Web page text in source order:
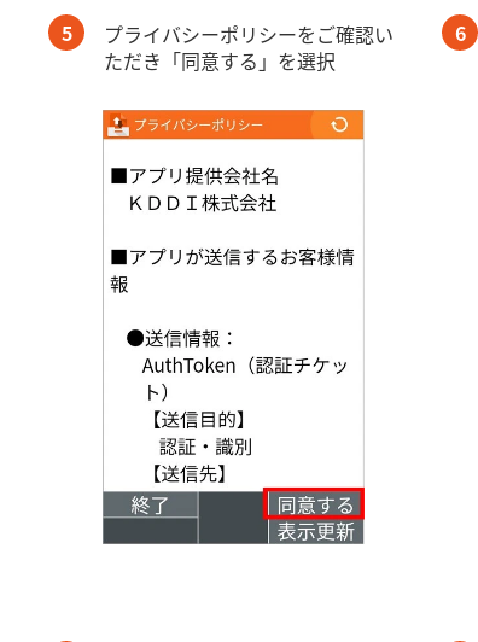
5
プライバシーポリシーをご確認い
ただき「同意する」を選択
6